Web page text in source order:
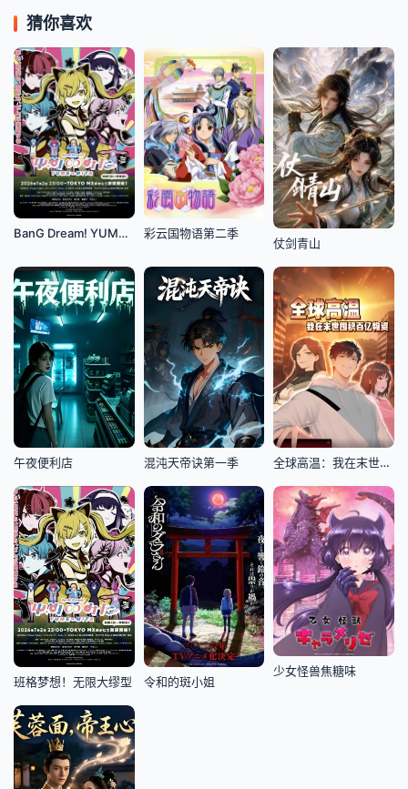
猜你喜欢
BanG Dream! YUME∞MITA 彩云国物语第二季
仗剑青山
午夜便利店 混沌天帝诀第一季 全球高温：我在末世囤积百亿物资
班格梦想！无限大缪型 令和的斑小姐
少女怪兽焦糖味